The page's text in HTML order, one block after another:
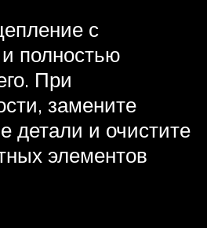
с
полностью
При
замените
детали и очистите
элементов